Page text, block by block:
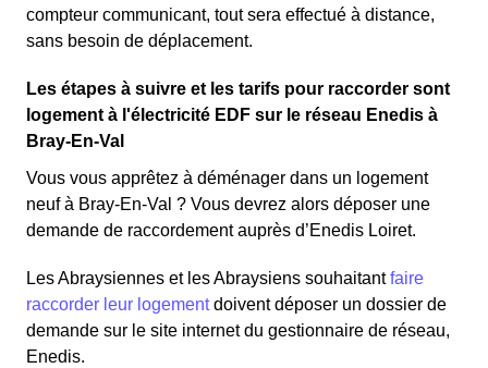
compteur communicant, tout sera effectué à distance,
sans besoin de déplacement.
Les étapes à suivre et les tarifs pour raccorder sont
logement à l'électricité EDF sur le réseau Enedis à
Bray-En-Val
Vous vous apprêtez à déménager dans un logement
neuf à Bray-En-Val ? Vous devrez alors déposer une
demande de raccordement auprès d’Enedis Loiret.
Les Abraysiennes et les Abraysiens souhaitantfaire
raccorder leur logementdoivent déposer un dossier de
demande sur le site internet du gestionnaire de réseau,
Enedis.